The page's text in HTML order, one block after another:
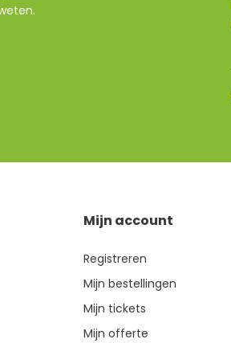
Mijn account
Registreren
Mijn bestellingen
Mijn tickets
Mijn offerte